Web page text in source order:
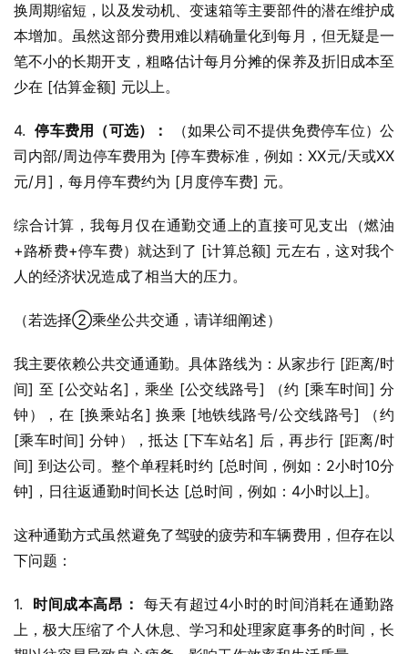
换周期缩短，以及发动机、变速箱等主要部件的潜在维护成
本增加。虽然这部分费用难以精确量化到每月，但无疑是一
笔不小的长期开支，粗略估计每月分摊的保养及折旧成本至
少在 [估算金额] 元以上。
4. 停车费用（可选）：
（如果公司不提供免费停车位）公
司内部/周边停车费用为 [停车费标准，例如：XX元/天或XX
元/月]，每月停车费约为 [月度停车费] 元。
综合计算，我每月仅在通勤交通上的直接可见支出（燃油
+路桥费+停车费）就达到了 [计算总额] 元左右，这对我个
人的经济状况造成了相当大的压力。
（若选择②乘坐公共交通，请详细阐述）
我主要依赖公共交通通勤。具体路线为：从家步行 [距离/时
间] 至 [公交站名]，乘坐 [公交线路号] （约 [乘车时间] 分
钟），在 [换乘站名] 换乘 [地铁线路号/公交线路号] （约
[乘车时间] 分钟），抵达 [下车站名] 后，再步行 [距离/时
间] 到达公司。整个单程耗时约 [总时间，例如：2小时10分
钟]，日往返通勤时间长达 [总时间，例如：4小时以上]。
这种通勤方式虽然避免了驾驶的疲劳和车辆费用，但存在以
下问题：
1. 时间成本高昂： 每天有超过4小时的时间消耗在通勤路
上，极大压缩了个人休息、学习和处理家庭事务的时间，长